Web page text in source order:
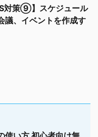
対策⑨】スケジュール
、イベントを作成す